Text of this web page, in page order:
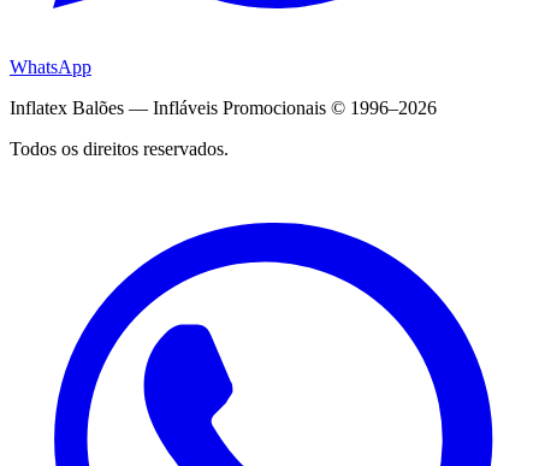
WhatsApp
Inflatex Balões — Infláveis Promocionais © 1996–2026
Todos os direitos reservados.